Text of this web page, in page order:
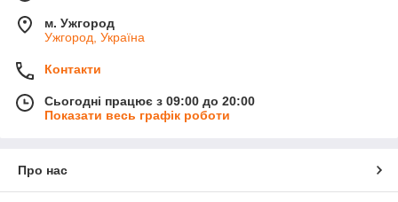
м. Ужгород
Ужгород, Україна
Контакти
Сьогодні працює з 09:00 до 20:00
Показати весь графік роботи
Про нас